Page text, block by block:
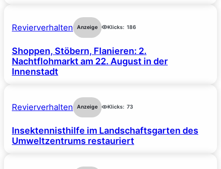
Revierverhalten Anzeige Klicks: 186
Shoppen, Stöbern, Flanieren: 2.
Nachtflohmarkt am 22. August in der
Innenstadt
Revierverhalten Anzeige Klicks: 73
Insektennisthilfe im Landschaftsgarten des
Umweltzentrums restauriert